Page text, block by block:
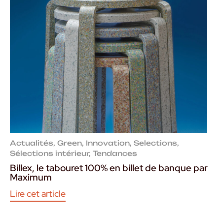
Actualités, Green, Innovation, Selections,
Sélections intérieur, Tendances
Billex, le tabouret 100% en billet de banque par
Maximum
Lire cet article